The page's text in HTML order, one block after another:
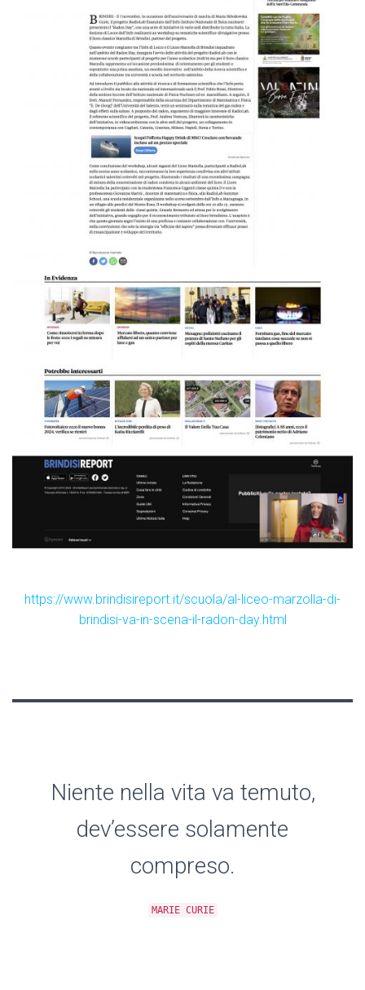
https://www.brindisireport.it/scuola/al-liceo-marzolla-di-
brindisi-va-in-scena-il-radon-day.html
Niente nella vita va temuto,
dev’essere solamente
compreso.
MARIE CURIE